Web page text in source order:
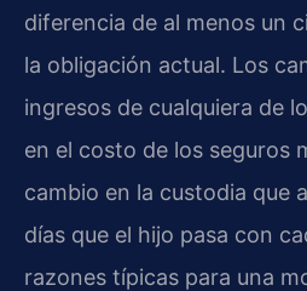
diferencia de al menos un
la obligación actual. Los
ingresos de cualquiera de
en el costo de los seguros
cambio en la custodia que
días que el hijo pasa con
razones típicas para una